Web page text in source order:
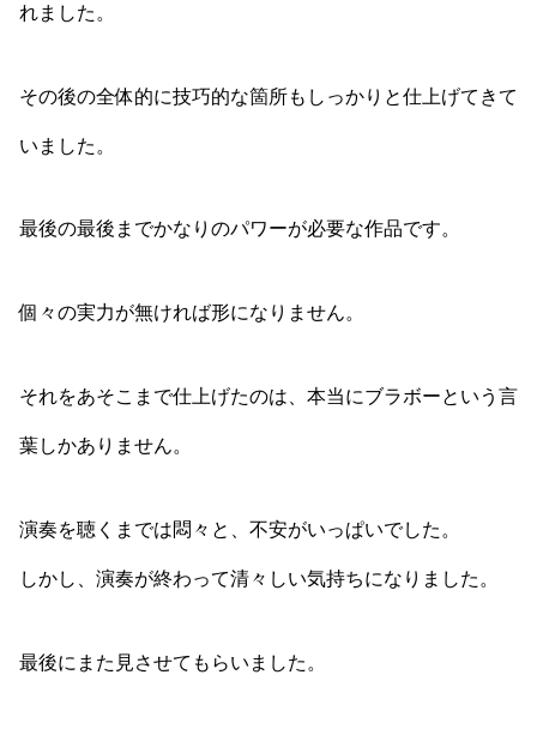
れました。
その後の全体的に技巧的な箇所もしっかりと仕上げてきて
いました。
最後の最後までかなりのパワーが必要な作品です。
個々の実力が無ければ形になりません。
それをあそこまで仕上げたのは、本当にブラボーという言
葉しかありません。
演奏を聴くまでは悶々と、不安がいっぱいでした。
しかし、演奏が終わって清々しい気持ちになりました。
最後にまた見させてもらいました。